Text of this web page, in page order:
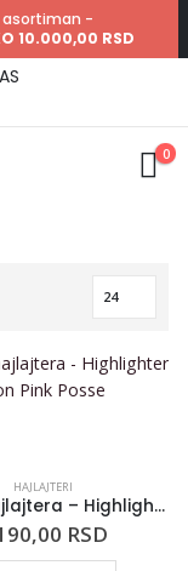
asortiman -
10.000,00 RSD
0
HAJLAJTERI
Paleta hajlajtera – Highlighter Icon Pink Posse
RSD